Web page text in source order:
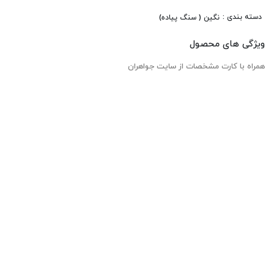
دسته بندی : نگین ( سنگ پیاده)
ویژگی های محصول
همراه با کارت مشخصات از سایت جواهران